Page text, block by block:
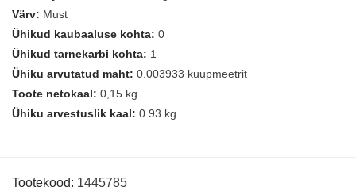
Värv: Must
Ühikud kaubaaluse kohta: 0
Ühikud tarnekarbi kohta: 1
Ühiku arvutatud maht: 0.003933 kuupmeetrit
Toote netokaal: 0,15 kg
Ühiku arvestuslik kaal: 0.93 kg
Tootekood: 1445785